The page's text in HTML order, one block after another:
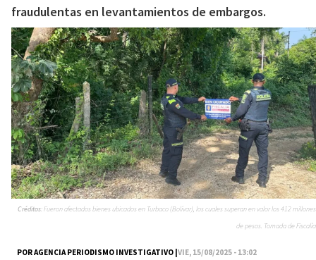
fraudulentas en levantamientos de embargos.
POR AGENCIA PERIODISMO INVESTIGATIVO |VIE, 15/08/2025 - 13:02
Créditos:Fueron afectados bienes ubicados en Turbaco (Bolívar), los cuales superan en valor los 412 millones
de pesos. Tomada de Fiscalía